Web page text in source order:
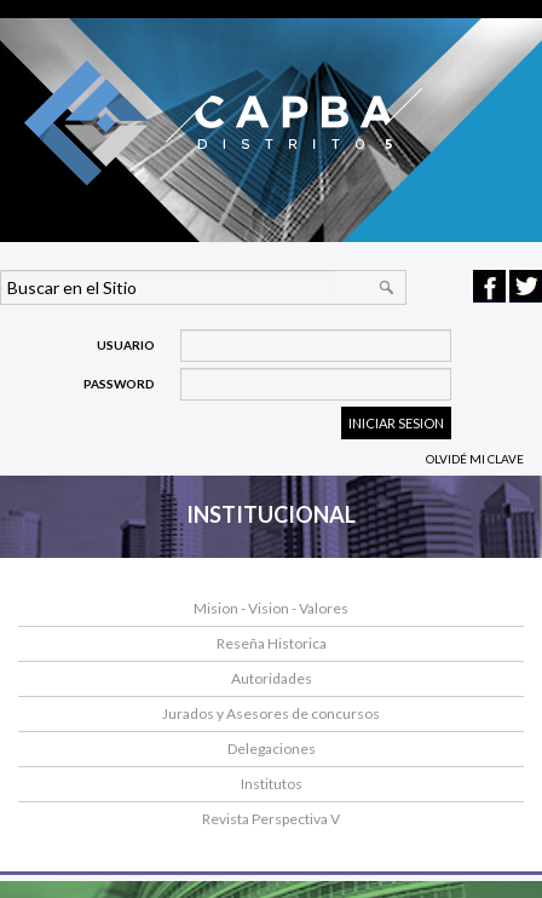
USUARIO
PASSWORD
OLVIDÉ MI CLAVE
INSTITUCIONAL
Mision - Vision - Valores
Reseña Historica
Autoridades
Jurados y Asesores de concursos
Delegaciones
Institutos
Revista Perspectiva V